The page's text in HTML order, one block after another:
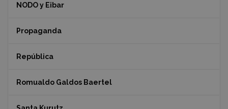
NODO y Eibar
Propaganda
República
Romualdo Galdos Baertel